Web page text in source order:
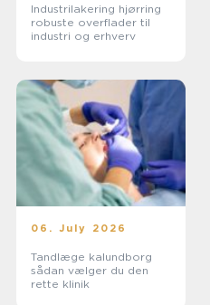
Industrilakering hjørring
robuste overflader til
industri og erhverv
06. July 2026
Tandlæge kalundborg
sådan vælger du den
rette klinik